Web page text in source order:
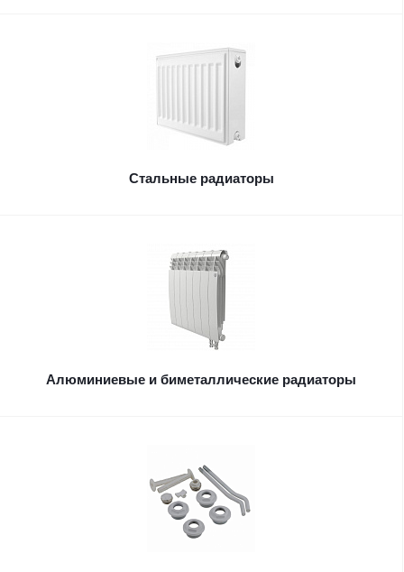
Стальные радиаторы
Алюминиевые и биметаллические радиаторы